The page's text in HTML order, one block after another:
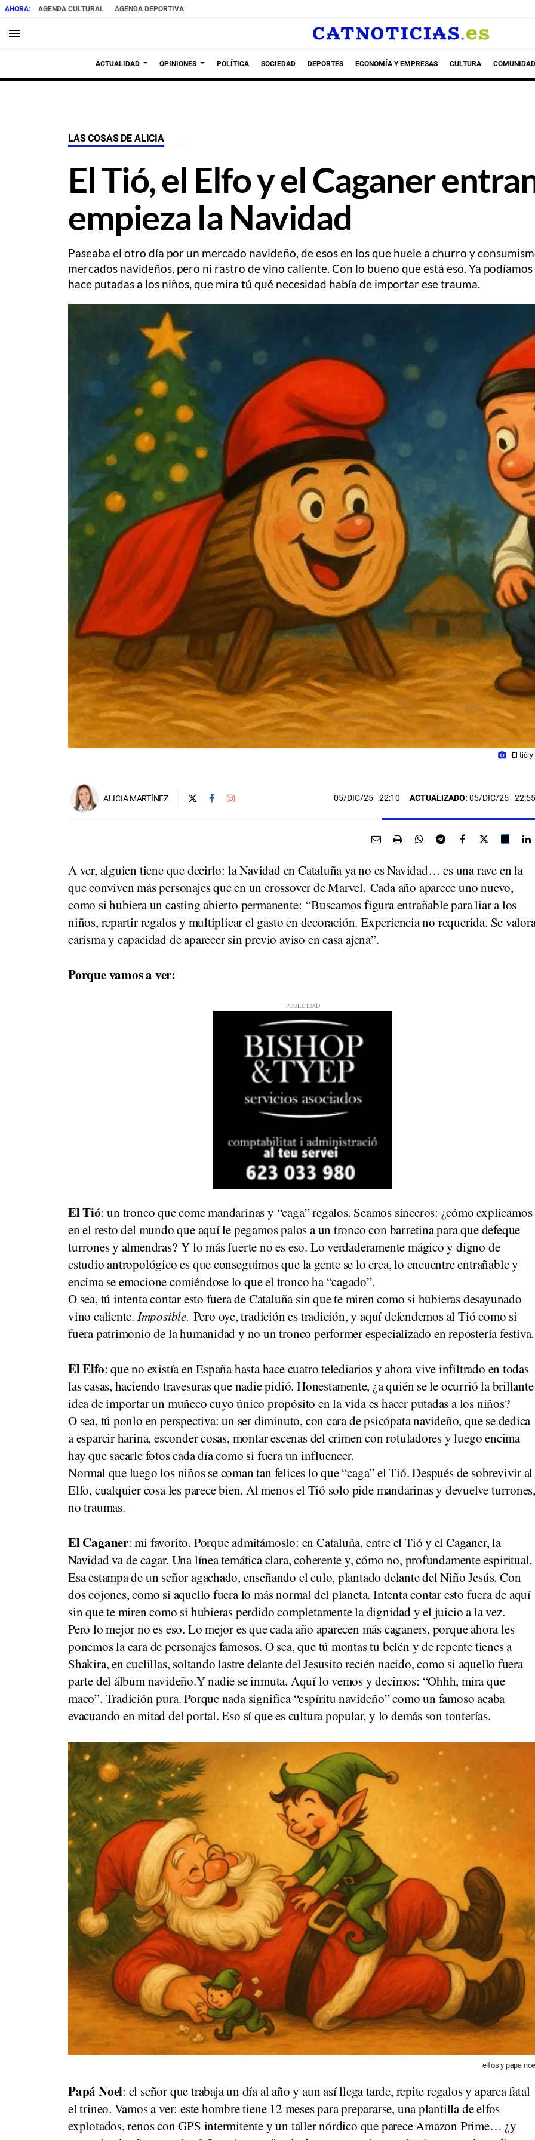
AGENDA CULTURAL AGENDA DEPORTIVA
menu
ACTUALIDAD OPINIONES POLÍTICA SOCIEDAD DEPORTES ECONOMÍA Y EMPRESAS CULTURA
LAS COSAS DE ALICIA
El Tió, el Elfo y el Caganer
empieza la Navidad
Paseaba el otro día por un mercado navideño, de esos en los que huele a churro y
mercados navideños, pero ni rastro de vino caliente. Con lo bueno que está eso. Ya
hace putadas a los niños, que mira tú qué necesidad había de importar ese trauma.
photo_camera El tió
ALICIA MARTÍNEZ 05/DIC/25- 22:10 ACTUALIZADO: 05/DIC/25 - 22:55
A ver, alguien tiene que decirlo: la Navidad en Cataluña ya no es Navidad… es una rave en la
que conviven más personajes que en un crossover de Marvel. Cada año aparece uno nuevo,
como si hubiera un casting abierto permanente: “Buscamos figura entrañable para liar a los
niños, repartir regalos y multiplicar el gasto en decoración. Experiencia no requerida. Se
carisma y capacidad de aparecer sin previo aviso en casa ajena”.
Porque vamos a ver:
El Tió: un tronco que come mandarinas y “caga” regalos. Seamos sinceros: ¿cómo explicamos
en el resto del mundo que aquí le pegamos palos a un tronco con barretina para que defeque
turrones y almendras? Y lo más fuerte no es eso. Lo verdaderamente mágico y digno de
estudio antropológico es que conseguimos que la gente se lo crea, lo encuentre entrañable y
encima se emocione comiéndose lo que el tronco ha “cagado”.
O sea, tú intenta contar esto fuera de Cataluña sin que te miren como si hubieras desayunado
vino caliente. Imposible. Pero oye, tradición es tradición, y aquí defendemos al Tió como si
fuera patrimonio de la humanidad y no un tronco performer especializado en repostería festiva.
El Elfo: que no existía en España hasta hace cuatro telediarios y ahora vive infiltrado en todas
las casas, haciendo travesuras que nadie pidió. Honestamente, ¿a quién se le ocurrió la brillante
idea de importar un muñeco cuyo único propósito en la vida es hacer putadas a los niños?
O sea, tú ponlo en perspectiva: un ser diminuto, con cara de psicópata navideño, que se dedica
a esparcir harina, esconder cosas, montar escenas del crimen con rotuladores y luego encima
hay que sacarle fotos cada día como si fuera un influencer.
Normal que luego los niños se coman tan felices lo que “caga” el Tió. Después de sobrevivir al
Elfo, cualquier cosa les parece bien. Al menos el Tió solo pide mandarinas y devuelve
no traumas.
El Caganer: mi favorito. Porque admitámoslo: en Cataluña, entre el Tió y el Caganer, la
Navidad va de cagar. Una línea temática clara, coherente y, cómo no, profundamente espiritual.
Esa estampa de un señor agachado, enseñando el culo, plantado delante del Niño Jesús. Con
dos cojones, como si aquello fuera lo más normal del planeta. Intenta contar esto fuera de aquí
sin que te miren como si hubieras perdido completamente la dignidad y el juicio a la vez.
Pero lo mejor no es eso. Lo mejor es que cada año aparecen más caganers, porque ahora les
ponemos la cara de personajes famosos. O sea, que tú montas tu belén y de repente tienes a
Shakira, en cuclillas, soltando lastre delante del Jesusito recién nacido, como si aquello fuera
parte del álbum navideño.Y nadie se inmuta. Aquí lo vemos y decimos: “Ohhh, mira que
maco”. Tradición pura. Porque nada significa “espíritu navideño” como un famoso acaba
evacuando en mitad del portal. Eso sí que es cultura popular, y lo demás son tonterías.
elfos y papa
Papá Noel: el señor que trabaja un día al año y aun así llega tarde, repite regalos y aparca fatal
el trineo. Vamos a ver: este hombre tiene 12 meses para prepararse, una plantilla de elfos
explotados, renos con GPS intermitente y un taller nórdico que parece Amazon Prime… ¿y